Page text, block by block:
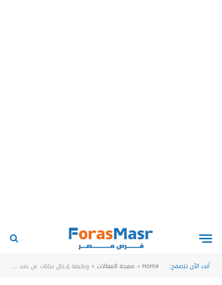
أنت الآن تتصفح: Home
» صفحة المقالات » وظيفة إدخال بيانات عن بعد | فرصتك مميزة للعمل من المنزل مع Glow Beauty